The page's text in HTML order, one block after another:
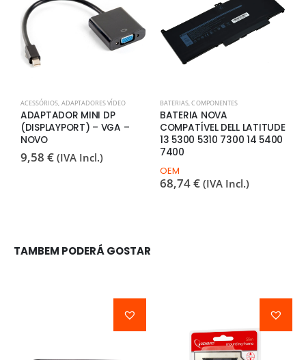
ACESSÓRIOS, ADAPTADORES VÍDEO
ADAPTADOR MINI DP
(DISPLAYPORT) – VGA –
NOVO
9,58 € (IVA Incl.)
BATERIAS,COMPONENTES
BATERIA NOVA
COMPATÍVEL DELL LATITUDE
13 5300 5310 7300 14 5400
7400
OEM
68,74€ (IVA Incl.)
TAMBEM PODERÁ GOSTAR